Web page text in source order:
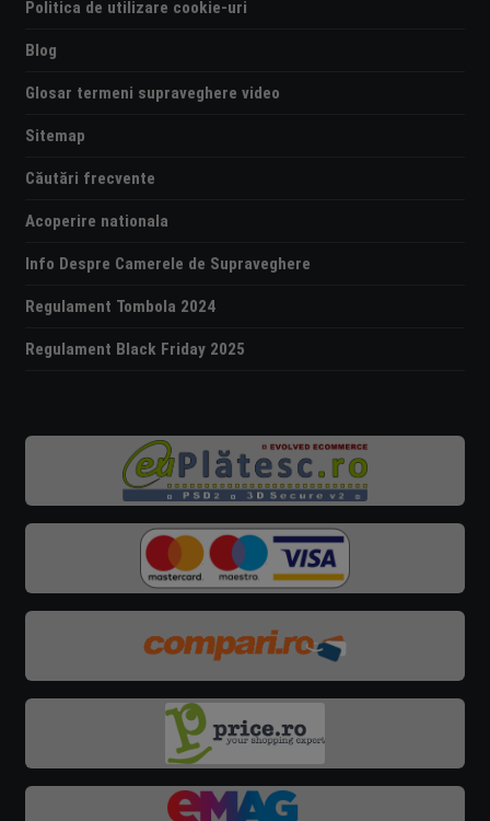
Politica de utilizare cookie-uri
Blog
Glosar termeni supraveghere video
Sitemap
Căutări frecvente
Acoperire nationala
Info Despre Camerele de Supraveghere
Regulament Tombola 2024
Regulament Black Friday 2025